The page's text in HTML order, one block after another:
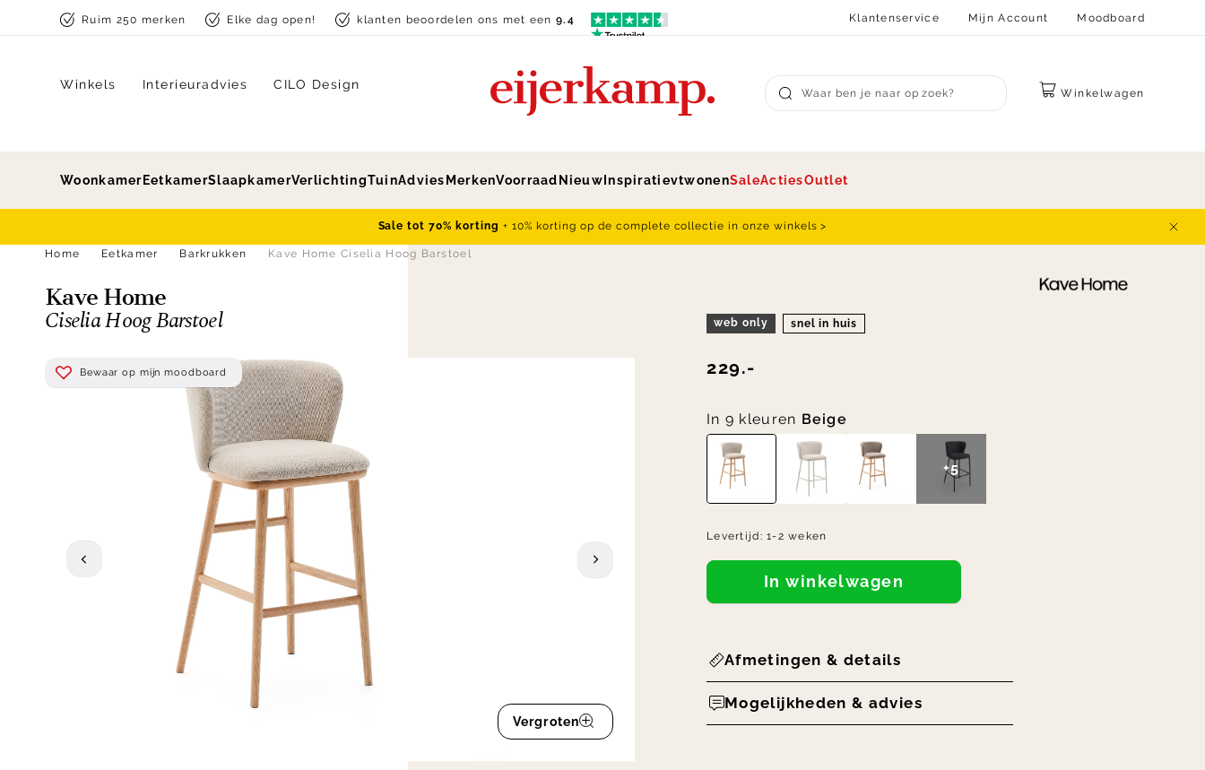
Skip to contentRuim 250 merken Elke dag open! klanten beoordelen ons met een9.4 Klantenservice Mijn Account Moodboard
Submit search
Winkelwagen
Winkels Interieuradvies CILO Design
Woonkamer EetkamerSlaapkamerVerlichtingTuinAdvies MerkenVoorraad Nieuw InspiratievtwonenSaleActiesOutlet
Sale tot 70% korting + 10% korting op de complete collectie in onze winkels >
Home
Eetkamer Barkrukken Kave Home Ciselia Hoog Barstoel
Kave Home
Ciselia Hoog Barstoel
Bewaar op mijn moodboard
Vergroten
web only snel in huis
229.-
In 9 kleuren Beige
+5
Levertijd:1-2 weken
In winkelwagen
Afmetingen & details
Mogelijkheden & advies